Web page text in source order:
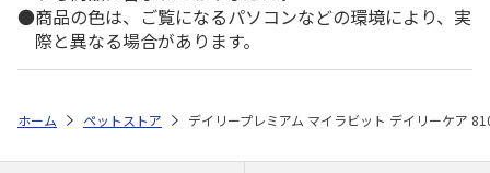
商品の色は、ご覧になるパソコンなどの環境により、実
際と異なる場合があります。
ホーム ペットストア デイリープレミアム マイラビット デイリーケア